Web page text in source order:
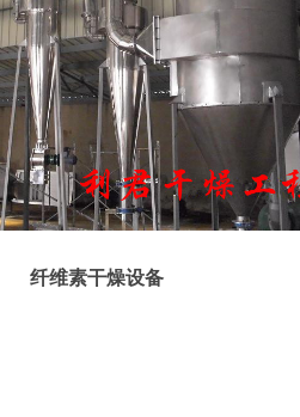
纤维素干燥设备